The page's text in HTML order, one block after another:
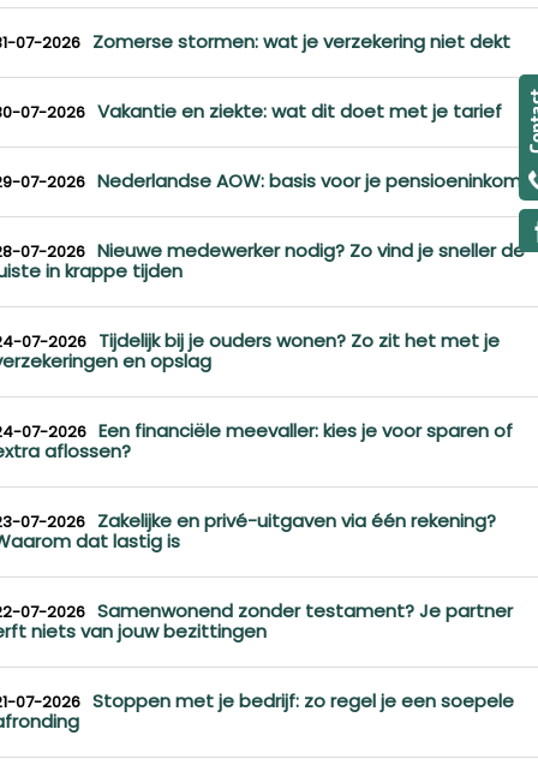
07-2026 Zomerse stormen: wat je verzekering niet dekt
07-2026 Vakantie en ziekte: wat dit doet met je tarief
07-2026 Nederlandse AOW: basis voor je
07-2026 Nieuwe medewerker nodig? Zo vind je sneller de
in krappe tijden
07-2026 Tijdelijk bij je ouders wonen? Zo zit het met je
en opslag
07-2026 Een financiële meevaller: kies je voor sparen of
aflossen?
07-2026 Zakelijke en privé-uitgaven via één rekening?
dat lastig is
07-2026 Samenwonend zonder testament? Je partner
niets van jouw bezittingen
07-2026 Stoppen met je bedrijf: zo regel je een soepele